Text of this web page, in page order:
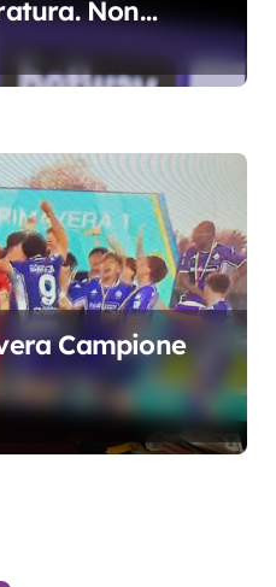
Non
ottavo per 4
Campione